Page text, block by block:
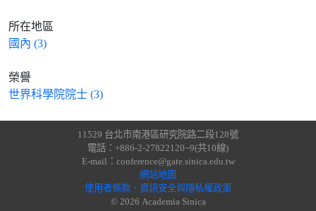
所在地區
國內 (3)
榮譽
世界科學院院士 (3)
11529 台北市南港區研究院路二段128號
電話：+886-2-27822120~9(共10線)
E-mail：conference@gate.sinica.edu.tw
網站地圖
使用者條款、資訊安全與隱私權政策
© 2026 Academia Sinica